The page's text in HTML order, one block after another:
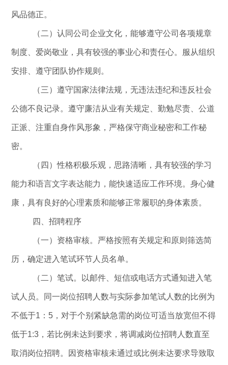
风品德正。
（ 二 ）认同公司企业文化，能够遵守公司各项规章
制度、爱岗敬业，具有较强的事业心和责任心。服从组织
安排、遵守团队协作规则。
（三）遵守国家法律法规，无违法违纪和违反社会
公德不良记录。遵守廉洁从业有关规定、勤勉尽责、公道
正派、注重自身作风形象，严格保守商业秘密和工作秘
密。
（ 四 ）性格积极乐观，思路清晰，具有较强的学习
能力和语言文字表达能力，能快速适应工作环境。身心健
康，具有良好的心理素质和能够正常履职的身体素质。
四 、招聘程序
（一）资格审核。 严格按照有关规定和原则筛选简
历，确定进入笔试环节人员名单。
（二）笔试。 以邮件、短信或电话方式通知进入笔
试人员。同一岗位招聘人数与实际参加笔试人数的比例为
不低于1 ： 5 ， 对于个别紧缺急需的岗位可适当放宽但不得
低于1:3 ， 若比例未达到要求，将调减岗位招聘人数直至
取消岗位招聘。因资格审核未通过或比例未达要求导致取